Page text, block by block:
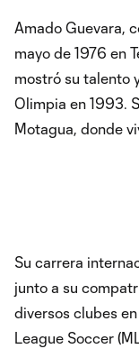
Amado Guevara,
mayo de 1976 en
mostró su talento
Olimpia en 1993.
Motagua, donde
Su carrera
junto a su
diversos clubes
League Soccer